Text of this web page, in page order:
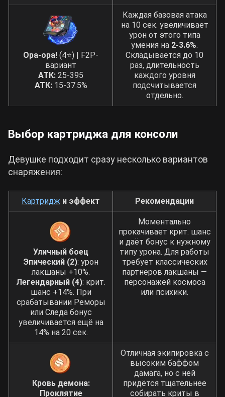
Ора-ора! (4⭐) | F2P-
вариант
АТК: 25-395
АТК:15-37.5%
Каждая базовая атака
на 10 сек. увеличивает
урон от этого типа
умения на 2-3.6%.
Складывается до 10
раз, длительность
каждого уровня
подсчитывается
отдельно.
Выбор картриджа для консоли
Девушке подходит сразу несколько вариантов
снаряжения:
Картридж и эффект Рекомендации
Уличный боец
Эпический (2): урон
лакшаны +10%.
Легендарный (4): крит.
шанс +14%. При
срабатывании Реморы
или Следа бонус
увеличивается ещё на
14% на 20 сек.
Моментально
прокачивает крит. шанс
и даёт бонус к нужному
типу урона. Для работы
требует классических
партнёров лакшаны —
персонажей космоса
или психики.
Кровь демона:
Проклятие
Отличная экипировка с
высоким баффом
дамага, но с ней
придётся тщательнее
собирать криты в